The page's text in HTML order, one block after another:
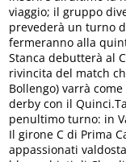
viaggio; il gruppo
prevederà un turno
fermeranno alla
Stanca debutterà al
rivincita del match
Bollengo) varrà
derby con il
penultimo turno: in
Il girone C di Prima
appassionati